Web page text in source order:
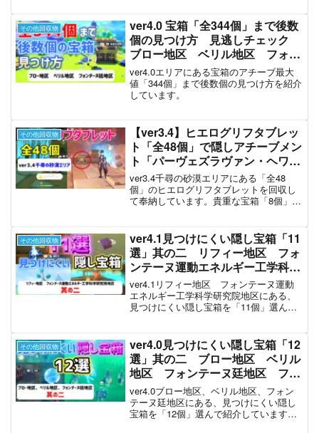
す。
その他回収物
ver4.0 宝箱「全344個」まで後数
個の見つけ方 見逃しチェック
ブロー地区 ベリル地区 フォン
テーヌ廷地区 フォンテーヌ・澄
み渡った白露の泉舞・1 隠し宝
箱 全回収 【ver4.2攻略】 原
ver4.0エリアにある宝箱のアチーブ最大
値「344個」まで後数個の見つけ方を紹介
しています。
その他回収物
【ver3.4】ヒエログリフタブレッ
ト「全48個」で隠しアチーブメン
ト「パーヴェズラヴァン・ヘワッ
ラー」 千尋の砂漠 【ver3.4攻
略】 スメール 原神 Genshin
ver3.4千尋の砂漠エリアにある「全48
個」のヒエログリフタブレットを回収し
て奉納しています。貴重な宝箱「8個」と
その他回収物
ver4.1見つけにくい隠し宝箱「11
選」其の二 リフィー地区 フォ
ンテーヌ運動エネルギー工学科学
研究院地区 フォンテーヌ
【ver4.1攻略】 原神
ver4.1リフィー地区 フォンテーヌ運動
エネルギー工学科学研究院地区にある、
見つけにくい隠し宝箱を「11個」選んで
隠し宝箱動画の第二弾です。
その他回収物
ver4.0見つけにくい隠し宝箱「12
選」其の二 ブロー地区 ベリル
地区 フォンテーヌ廷地区 フォ
ンテーヌ 【ver4.0攻略】 原神
ver4.0ブロー地区、ベリル地区、フォン
テーヌ廷地区にある、見つけにくい隠し
宝箱を「12個」選んで紹介しています。